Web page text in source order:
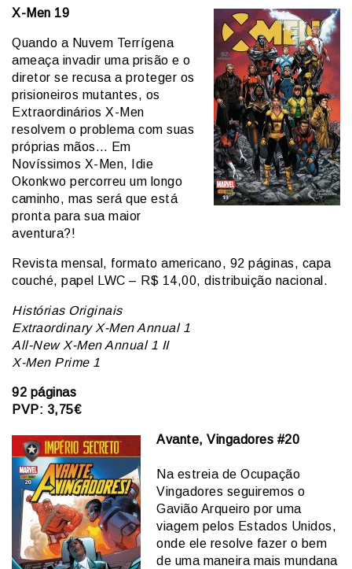
X-Men 19
Quando a Nuvem Terrígena
ameaça invadir uma prisão e o
diretor se recusa a proteger os
prisioneiros mutantes, os
Extraordinários X-Men
resolvem o problema com suas
próprias mãos… Em
Novíssimos X-Men, Idie
Okonkwo percorreu um longo
caminho, mas será que está
pronta para sua maior
aventura?!
Revista mensal, formato americano, 92 páginas, capa
couché, papel LWC – R$ 14,00, distribuição nacional.
Histórias Originais
Extraordinary X-Men Annual 1
All-New X-Men Annual 1 II
X-Men Prime 1
92 páginas
PVP: 3,75€
Avante, Vingadores #20
Na estreia de Ocupação
Vingadores seguiremos o
Gavião Arqueiro por uma
viagem pelos Estados Unidos,
onde ele resolve fazer o bem
de uma maneira mais mundana